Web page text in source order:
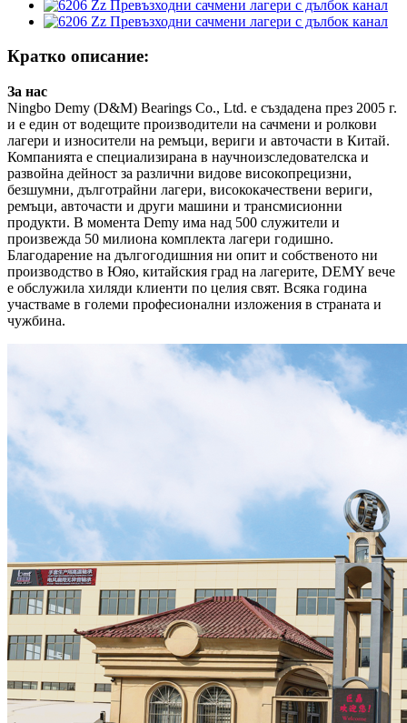
Кратко описание:
За нас
Ningbo Demy (D&M) Bearings Co., Ltd. е създадена през 2005 г.
и е един от водещите производители на сачмени и ролкови
лагери и износители на ремъци, вериги и авточасти в Китай.
Компанията е специализирана в научноизследователска и
развойна дейност за различни видове високопрецизни,
безшумни, дълготрайни лагери, висококачествени вериги,
ремъци, авточасти и други машини и трансмисионни
продукти. В момента Demy има над 500 служители и
произвежда 50 милиона комплекта лагери годишно.
Благодарение на дългогодишния ни опит и собственото ни
производство в Юяо, китайския град на лагерите, DEMY вече
е обслужила хиляди клиенти по целия свят. Всяка година
участваме в големи професионални изложения в страната и
чужбина.